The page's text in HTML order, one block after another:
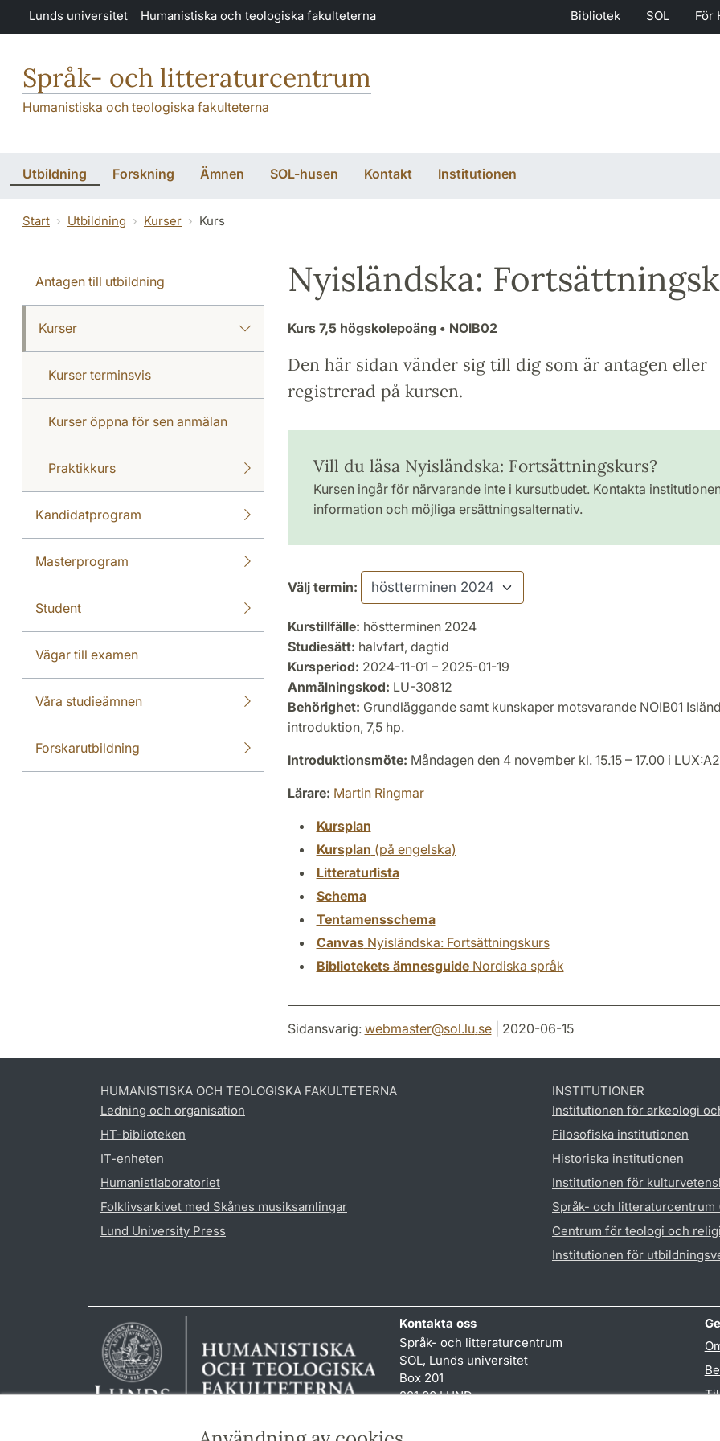
Hoppa till huvudinnehåll
Lunds universitet Humanistiska och teologiska fakulteterna Bibliotek SOL För
Språk- och litteraturcentrum
Humanistiska och teologiska fakulteterna
Utbildning Forskning Ämnen SOL-husen Kontakt Institutionen
Start Utbildning Kurser Kurs
Antagen till utbildning
Kurser
Kurser terminsvis
Kurser öppna för sen anmälan
Praktikkurs
Kandidatprogram
Masterprogram
Student
Vägar till examen
Våra studieämnen
Forskarutbildning
Nyisländska:
Kurs 7,5 högskolepoäng • NOIB02
Den här sidan vänder sig till dig som är antagen eller
registrerad på kursen.
Vill du läsa Nyisländska: Fortsättningskurs?
Kursen ingår för närvarande inte i kursutbudet. Kontakta
information och möjliga ersättningsalternativ.
Välj termin:
Kurstillfälle: höstterminen 2024
Studiesätt: halvfart, dagtid
Kursperiod: 2024-11-01 – 2025-01-19
Anmälningskod: LU-30812
Behörighet: Grundläggande samt kunskaper motsvarande NOIB01
introduktion, 7,5 hp.
Introduktionsmöte: Måndagen den 4 november kl. 15.15 – 17.00 i
Lärare: Martin Ringmar
Kursplan
Kursplan (på engelska)
Litteraturlista
Schema
Tentamensschema
CanvasNyisländska: Fortsättningskurs
Bibliotekets ämnesguideNordiska språk
Sidansvarig: webmaster@sol.lu.se| 2020-06-15
HUMANISTISKA OCH TEOLOGISKA FAKULTETERNA
Ledning och organisation
HT-biblioteken
IT-enheten
Humanistlaboratoriet
Folklivsarkivet med Skånes musiksamlingar
Lund University Press
INSTITUTIONER
Institutionen för arkeologi
Filosofiska institutionen
Historiska institutionen
Institutionen för
Språk- och litteraturcentrum
Centrum för teologi och
Institutionen för
Kontakta oss
Språk- och litteraturcentrum
SOL, Lunds universitet
Box 201
221 00 LUND
reception